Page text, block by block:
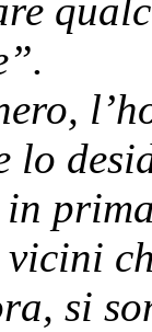
lo
in
si